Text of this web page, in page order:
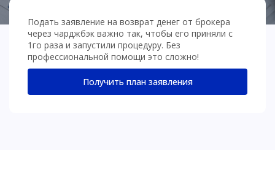
Подать заявление на возврат денег от брокера
через чарджбэк важно так, чтобы его приняли с
1го раза и запустили процедуру. Без
профессиональной помощи это сложно!
Получить план заявления